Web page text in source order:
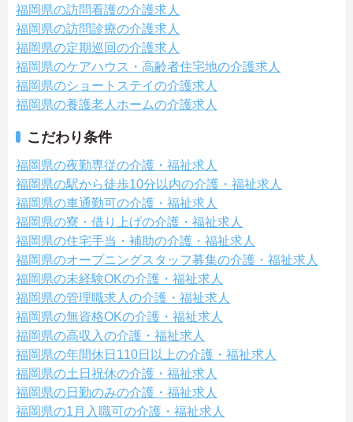
福岡県の訪問看護の介護求人
福岡県の訪問診療の介護求人
福岡県の定期巡回の介護求人
福岡県のケアハウス・高齢者住宅地の介護求人
福岡県のショートステイの介護求人
福岡県の養護老人ホームの介護求人
こだわり条件
福岡県の夜勤専従の介護・福祉求人
福岡県の駅から徒歩10分以内の介護・福祉求人
福岡県の車通勤可の介護・福祉求人
福岡県の寮・借り上げの介護・福祉求人
福岡県の住宅手当・補助の介護・福祉求人
福岡県のオープニングスタッフ募集の介護・福祉求人
福岡県の未経験OKの介護・福祉求人
福岡県の管理職求人の介護・福祉求人
福岡県の無資格OKの介護・福祉求人
福岡県の高収入の介護・福祉求人
福岡県の年間休日110日以上の介護・福祉求人
福岡県の土日祝休の介護・福祉求人
福岡県の日勤のみの介護・福祉求人
福岡県の1月入職可の介護・福祉求人